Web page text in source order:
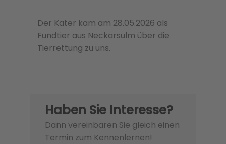
Der Kater kam am 28.05.2026 als
Fundtier aus Neckarsulm über die
Tierrettung zu uns.
Haben Sie Interesse?
Dann vereinbaren Sie gleich einen
Termin zum Kennenlernen!